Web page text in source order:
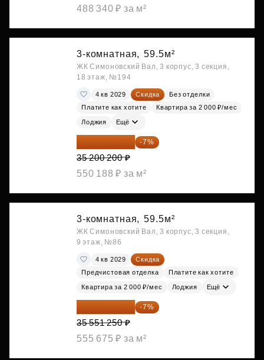
488 340 ₽ за м²
3-комнатная, 59.5м²
ЖК Симоновский Вал, 3 корпус, 3 секция,
18 этаж, №194
4 кв 2029 Скидка
Без отделки
Платите как хотите
Квартира за 2 000 ₽/мес
Лоджия Ещё
32 736 186 ₽ -7%
35 200 200 ₽
550 188 ₽ за м²
3-комнатная, 59.5м²
ЖК Симоновский Вал, 3 корпус, 3 секция,
9 этаж, №86
4 кв 2029
Скидка
Предчистовая отделка
Платите как хотите
Квартира за 2 000 ₽/мес Лоджия Ещё
33 062 663 ₽ -7%
35 551 250 ₽
555 675 ₽ за м²